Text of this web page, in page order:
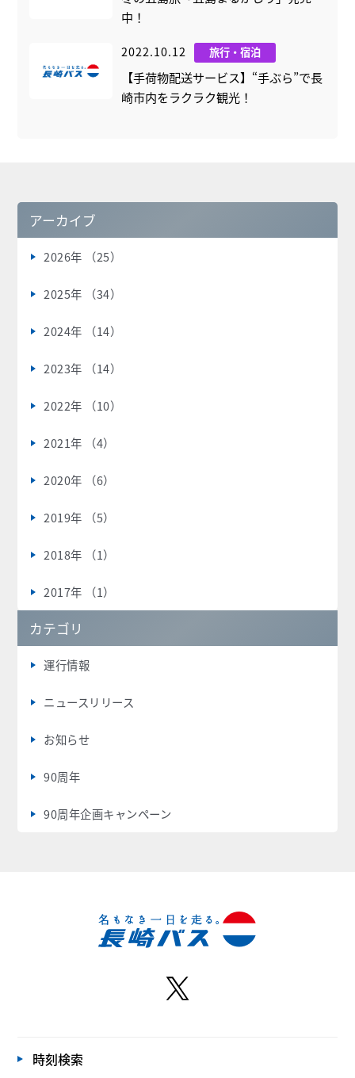
中！
2022.10.12 旅行・宿泊
【手荷物配送サービス】“手ぶら”で長
崎市内をラクラク観光！
アーカイブ
2026年 （25）
2025年 （34）
2024年 （14）
2023年 （14）
2022年 （10）
2021年 （4）
2020年 （6）
2019年 （5）
2018年 （1）
2017年 （1）
カテゴリ
運行情報
ニュースリリース
お知らせ
90周年
90周年企画キャンペーン
時刻検索